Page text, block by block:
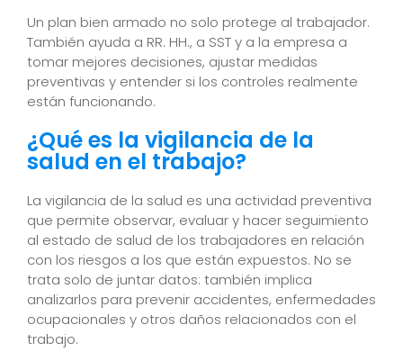
Un plan bien armado no solo protege al trabajador.
También ayuda a RR. HH., a SST y a la empresa a
tomar mejores decisiones, ajustar medidas
preventivas y entender si los controles realmente
están funcionando.
¿Qué es la vigilancia de la
salud en el trabajo?
La vigilancia de la salud es una actividad preventiva
que permite observar, evaluar y hacer seguimiento
al estado de salud de los trabajadores en relación
con los riesgos a los que están expuestos. No se
trata solo de juntar datos: también implica
analizarlos para prevenir accidentes, enfermedades
ocupacionales y otros daños relacionados con el
trabajo.